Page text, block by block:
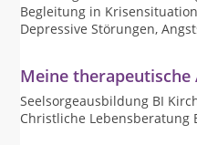
Begleitung in
Depressive Störungen,
Meine therapeutische
Seelsorgeausbildung BI
Christliche Lebensberatung